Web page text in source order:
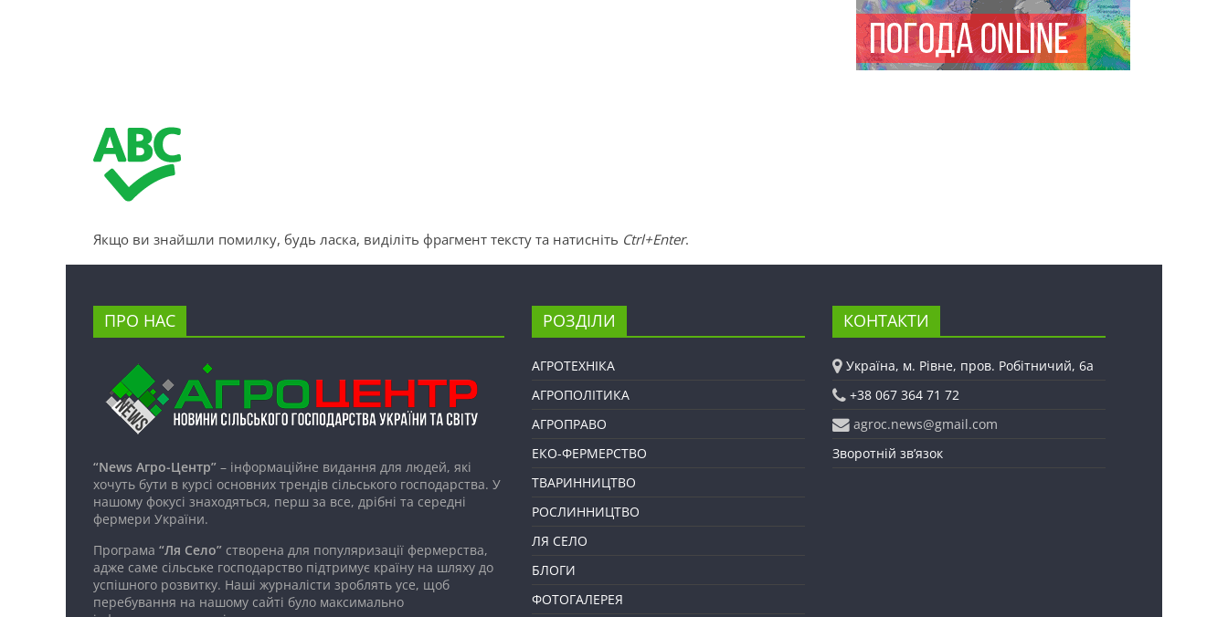
Якщо ви знайшли помилку, будь ласка, виділіть фрагмент тексту та натисніть Ctrl+Enter.
ПРО НАС
“News Агро-Центр” – інформаційне видання для людей, які
хочуть бути в курсі основних трендів сільського господарства. У
нашому фокусі знаходяться, перш за все, дрібні та середні
фермери України.
Програма “Ля Село” створена для популяризації фермерства,
адже саме сільське господарство підтримує країну на шляху до
успішного розвитку. Наші журналісти зроблять усе, щоб
перебування на нашому сайті було максимально
РОЗДІЛИ
АГРОТЕХНІКА
АГРОПОЛІТИКА
АГРОПРАВО
ЕКО-ФЕРМЕРСТВО
ТВАРИННИЦТВО
РОСЛИННИЦТВО
ЛЯ СЕЛО
БЛОГИ
ФОТОГАЛЕРЕЯ
КОНТАКТИ
Україна, м. Рівне, пров. Робітничий, 6а
+38 067 364 71 72
agroc.news@gmail.com
Зворотній зв’язок